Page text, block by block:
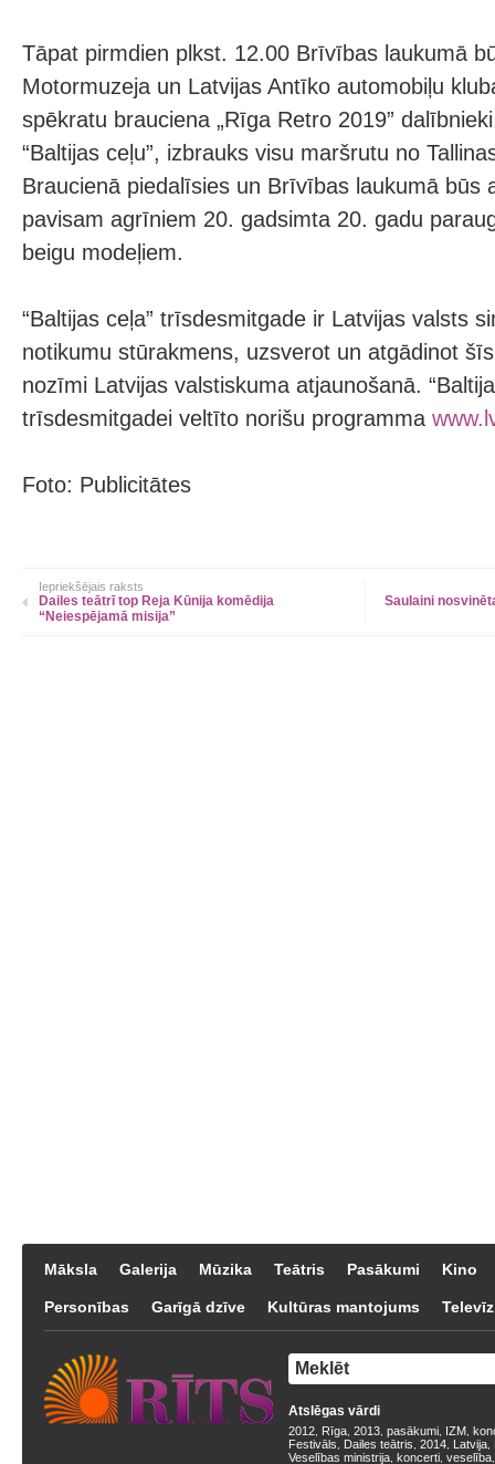
Tāpat pirmdien plkst. 12.00 Brīvības laukumā
Motormuzeja un Latvijas Antīko automobiļu
spēkratu brauciena „Rīga Retro 2019”
“Baltijas ceļu”, izbrauks visu maršrutu no
Braucienā piedalīsies un Brīvības laukumā būs
pavisam agrīniem 20. gadsimta 20. gadu
beigu modeļiem.
“Baltijas ceļa” trīsdesmitgade ir Latvijas valsts
notikumu stūrakmens, uzsverot un atgādinot
nozīmi Latvijas valstiskuma atjaunošanā.
trīsdesmitgadei veltīto norišu programma
Foto: Publicitātes
Iepriekšējais raksts
Dailes teātrī top Reja Kūnija komēdija
“Neiespējamā misija”
Saulaini
Māksla Galerija Mūzika Teātris Pasākumi Kino
Personības Garīgā dzīve Kultūras mantojums
Atslēgas vārdi
2012 Rīga 2013 pasākumi IZM
Festivāls
Dailes teātris 2014 Latvija
Veselības ministrija koncerti veselība